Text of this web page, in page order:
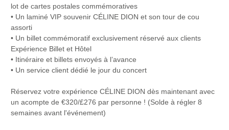
lot de cartes postales commémoratives
• Un laminé VIP souvenir CÉLINE DION et son tour de cou
assorti
• Un billet commémoratif exclusivement réservé aux clients
Expérience Billet et Hôtel
• Itinéraire et billets envoyés à l’avance
• Un service client dédié le jour du concert
Réservez votre expérience CÉLINE DION dès maintenant avec
un acompte de €320/£276 par personne ! (Solde à régler 8
semaines avant l'événement)